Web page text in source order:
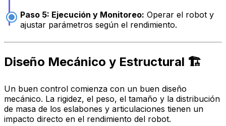
Paso 5: Ejecución y Monitoreo: Operar el robot y
ajustar parámetros según el rendimiento.
Diseño Mecánico y Estructural 🏗️
Un buen control comienza con un buen diseño
mecánico. La rigidez, el peso, el tamaño y la distribución
de masa de los eslabones y articulaciones tienen un
impacto directo en el rendimiento del robot.